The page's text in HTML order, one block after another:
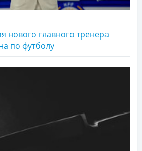
нового главного тренера
по футболу